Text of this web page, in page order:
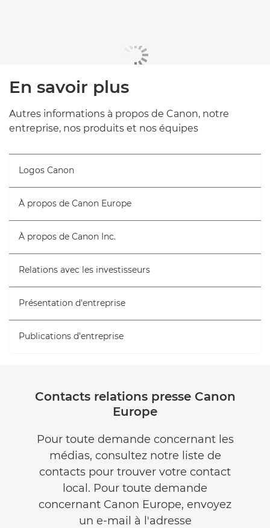
En savoir plus
Autres informations à propos de Canon, notre
entreprise, nos produits et nos équipes
Logos Canon
À propos de Canon Europe
À propos de Canon Inc.
Relations avec les investisseurs
Présentation d'entreprise
Publications d'entreprise
Contacts relations presse Canon
Europe
Pour toute demande concernant les
médias, consultez notre liste de
contacts pour trouver votre contact
local. Pour toute demande
concernant Canon Europe, envoyez
un e-mail à l'adresse